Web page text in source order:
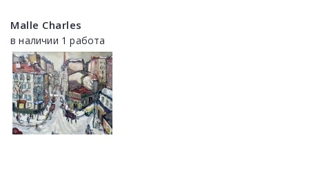
Malle Charles
в наличии 1 работа